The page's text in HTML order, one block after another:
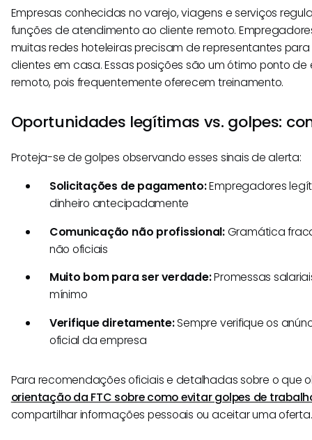
Empresas conhecidas no varejo, viagens e serviços
funções de atendimento ao cliente remoto.
muitas redes hoteleiras precisam de representantes
clientes em casa. Essas posições são um ótimo ponto
remoto, pois frequentemente oferecem treinamento.
Oportunidades legítimas vs. golpes:
Proteja-se de golpes observando esses sinais de alerta:
Solicitações de pagamento:Empregadores
dinheiro antecipadamente
Comunicação não profissional:Gramática
não oficiais
Muito bom para ser verdade:Promessas
mínimo
Verifique diretamente:Sempre verifique os
oficial da empresa
Para recomendações oficiais e detalhadas sobre o que
orientação da FTC sobre como evitar golpes de
compartilhar informações pessoais ou aceitar uma oferta.